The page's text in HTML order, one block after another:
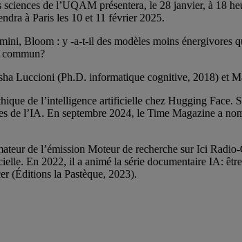
de l’UQAM présentera, le 28 janvier, à 18
à Paris les 10 et 11 février 2025.
Bloom : y -a-t-il des modèles moins énergivores
Luccioni (Ph.D. informatique cognitive, 2018) et
de l’intelligence artificielle chez Hugging Face.
de l’IA. En septembre 2024, le Time Magazine a
de l’émission Moteur de recherche sur Ici
En 2022, il a animé la série documentaire IA:
(Éditions la Pastèque, 2023).